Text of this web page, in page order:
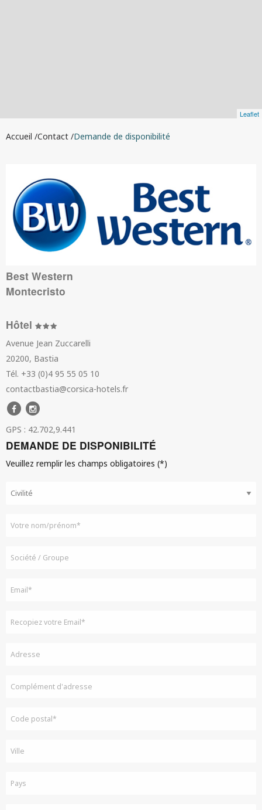
Leaflet
Accueil Contact Demande de disponibilité
Best Western
Montecristo
Hôtel
Avenue Jean Zuccarelli
20200, Bastia
Tél. +33 (0)4 95 55 05 10
contactbastia@corsica-hotels.fr
GPS : 42.702,9.441
DEMANDE DE DISPONIBILITÉ
Veuillez remplir les champs obligatoires (*)